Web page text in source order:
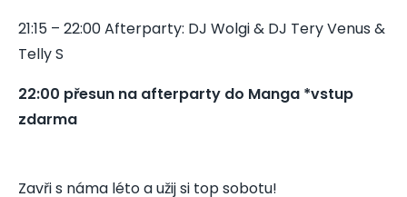
21:15 – 22:00 Afterparty: DJ Wolgi & DJ Tery Venus &
Telly S
22:00 přesun na afterparty do Manga *vstup
zdarma
Zavři s náma léto a užij si top sobotu!